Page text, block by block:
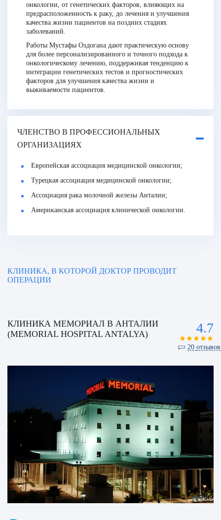
онкологии, от генетических факторов, влияющих на
предрасположенность к раку, до лечения и улучшения
качества жизни пациентов на поздних стадиях
заболеваний.
Работы Мустафы Оздогана дают практическую основу
для более персонализированного и точного подхода к
онкологическому лечению, поддерживая тенденцию к
интеграции генетических тестов и прогностических
факторов для улучшения качества жизни и
выживаемости пациентов.
ЧЛЕНСТВО В ПРОФЕССИОНАЛЬНЫХ
ОРГАНИЗАЦИЯХ
Европейская ассоциация медицинской онкологии;
Турецкая ассоциация медицинской онкологии;
Ассоциация рака молочной железы Анталии;
Американская ассоциация клинической онкологии.
КЛИНИКА, В КОТОРОЙ ДОКТОР ПРОВОДИТ
ОПЕРАЦИИ
КЛИНИКА МЕМОРИАЛ В АНТАЛИИ
(MEMORIAL HOSPITAL ANTALYA)
4.7
20 отзывов